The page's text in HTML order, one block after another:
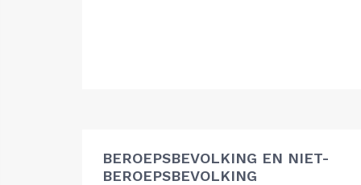
BEROEPSBEVOLKING EN NIET-
BEROEPSBEVOLKING